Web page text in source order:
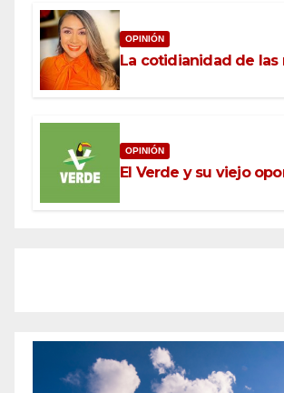
OPINIÓN
La cotidianidad de las
OPINIÓN
El Verde y su viejo